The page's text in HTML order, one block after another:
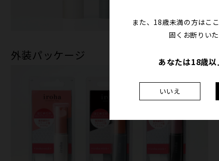
外装パッケージ
また、18歳未満の方はこ
固くお断りい
あなたは18歳
いいえ